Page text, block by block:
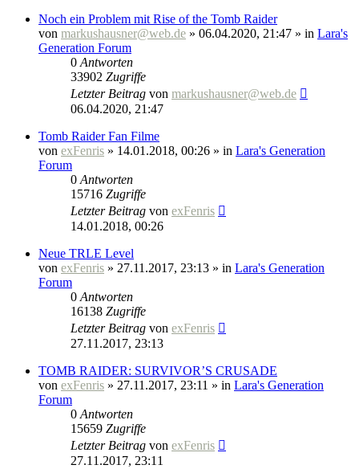
Noch ein Problem mit Rise of the Tomb Raider
von markushausner@web.de » 06.04.2020, 21:47 » in Lara's
Generation Forum
0 Antworten
33902 Zugriffe
Letzter Beitrag von markushausner@web.de
06.04.2020, 21:47
Tomb Raider Fan Filme
von exFenris » 14.01.2018, 00:26 » in Lara's Generation
Forum
0 Antworten
15716 Zugriffe
Letzter Beitrag von exFenris
14.01.2018, 00:26
Neue TRLE Level
von exFenris » 27.11.2017, 23:13 » in Lara's Generation
Forum
0 Antworten
16138 Zugriffe
Letzter Beitrag von exFenris
27.11.2017, 23:13
TOMB RAIDER: SURVIVOR’S CRUSADE
von exFenris » 27.11.2017, 23:11 » in Lara's Generation
Forum
0 Antworten
15659 Zugriffe
Letzter Beitrag von exFenris
27.11.2017, 23:11